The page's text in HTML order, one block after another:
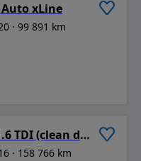
Auto xLine
99 891 km
Audi A3 Sportback 1.6 TDI (clean diesel) Ambition
158 766 km